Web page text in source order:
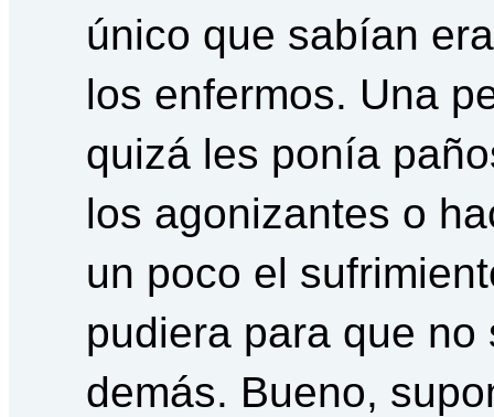
único que sabían
los enfermos. Una
quizá les ponía
los agonizantes o
un poco el
pudiera para que
demás. Bueno,